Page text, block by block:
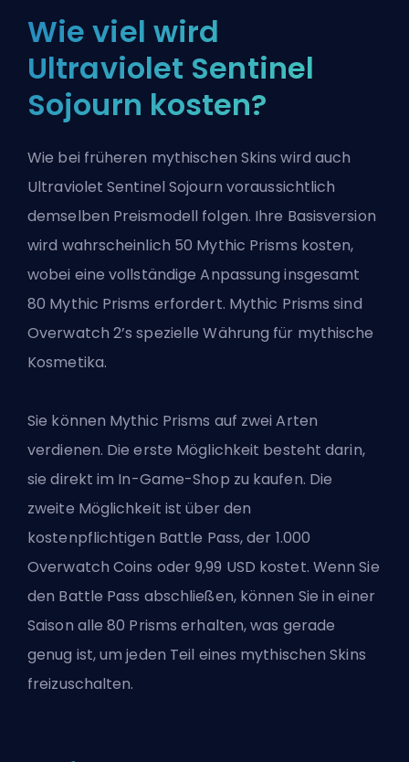
Wie viel wird
Ultraviolet Sentinel
Sojourn kosten?
Wie bei früheren mythischen Skins wird auch
Ultraviolet Sentinel Sojourn voraussichtlich
demselben Preismodell folgen. Ihre Basisversion
wird wahrscheinlich 50 Mythic Prisms kosten,
wobei eine vollständige Anpassung insgesamt
80 Mythic Prisms erfordert. Mythic Prisms sind
Overwatch 2’s spezielle Währung für mythische
Kosmetika.
Sie können Mythic Prisms auf zwei Arten
verdienen. Die erste Möglichkeit besteht darin,
sie direkt im In-Game-Shop zu kaufen. Die
zweite Möglichkeit ist über den
kostenpflichtigen Battle Pass, der 1.000
Overwatch Coins oder 9,99 USD kostet. Wenn Sie
den Battle Pass abschließen, können Sie in einer
Saison alle 80 Prisms erhalten, was gerade
genug ist, um jeden Teil eines mythischen Skins
freizuschalten.